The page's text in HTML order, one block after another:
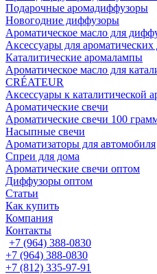
Подарочные аромадиффузоры
Новогодние диффузоры
Ароматическое масло для
Аксессуары для
Каталитические аромалампы
Ароматическое масло для
CRÉATEUR
Аксессуары к каталитической
Ароматические свечи
Ароматические свечи 100
Насыпные свечи
Ароматизаторы для автомобиля
Спреи для дома
Ароматические свечи оптом
Диффузоры оптом
Статьи
Как купить
Компания
Контакты
+7 (964) 388-0830
+7 (964) 388-0830
+7 (812) 335-97-91